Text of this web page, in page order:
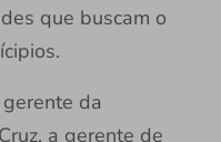
que buscam o
da
a gerente de